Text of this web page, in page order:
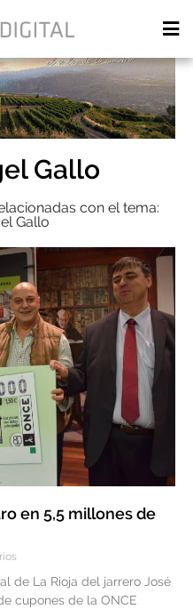
Gallo
con el tema:
Gallo
en 5,5 millones de
de La Rioja del jarrero José
cupones de la ONCE